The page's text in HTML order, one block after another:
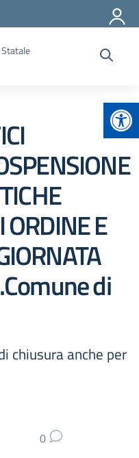
ORDINE E
di
chiusura anche per
0